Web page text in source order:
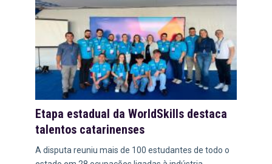
Etapa estadual da WorldSkills destaca
talentos catarinenses
A disputa reuniu mais de 100 estudantes de todo o